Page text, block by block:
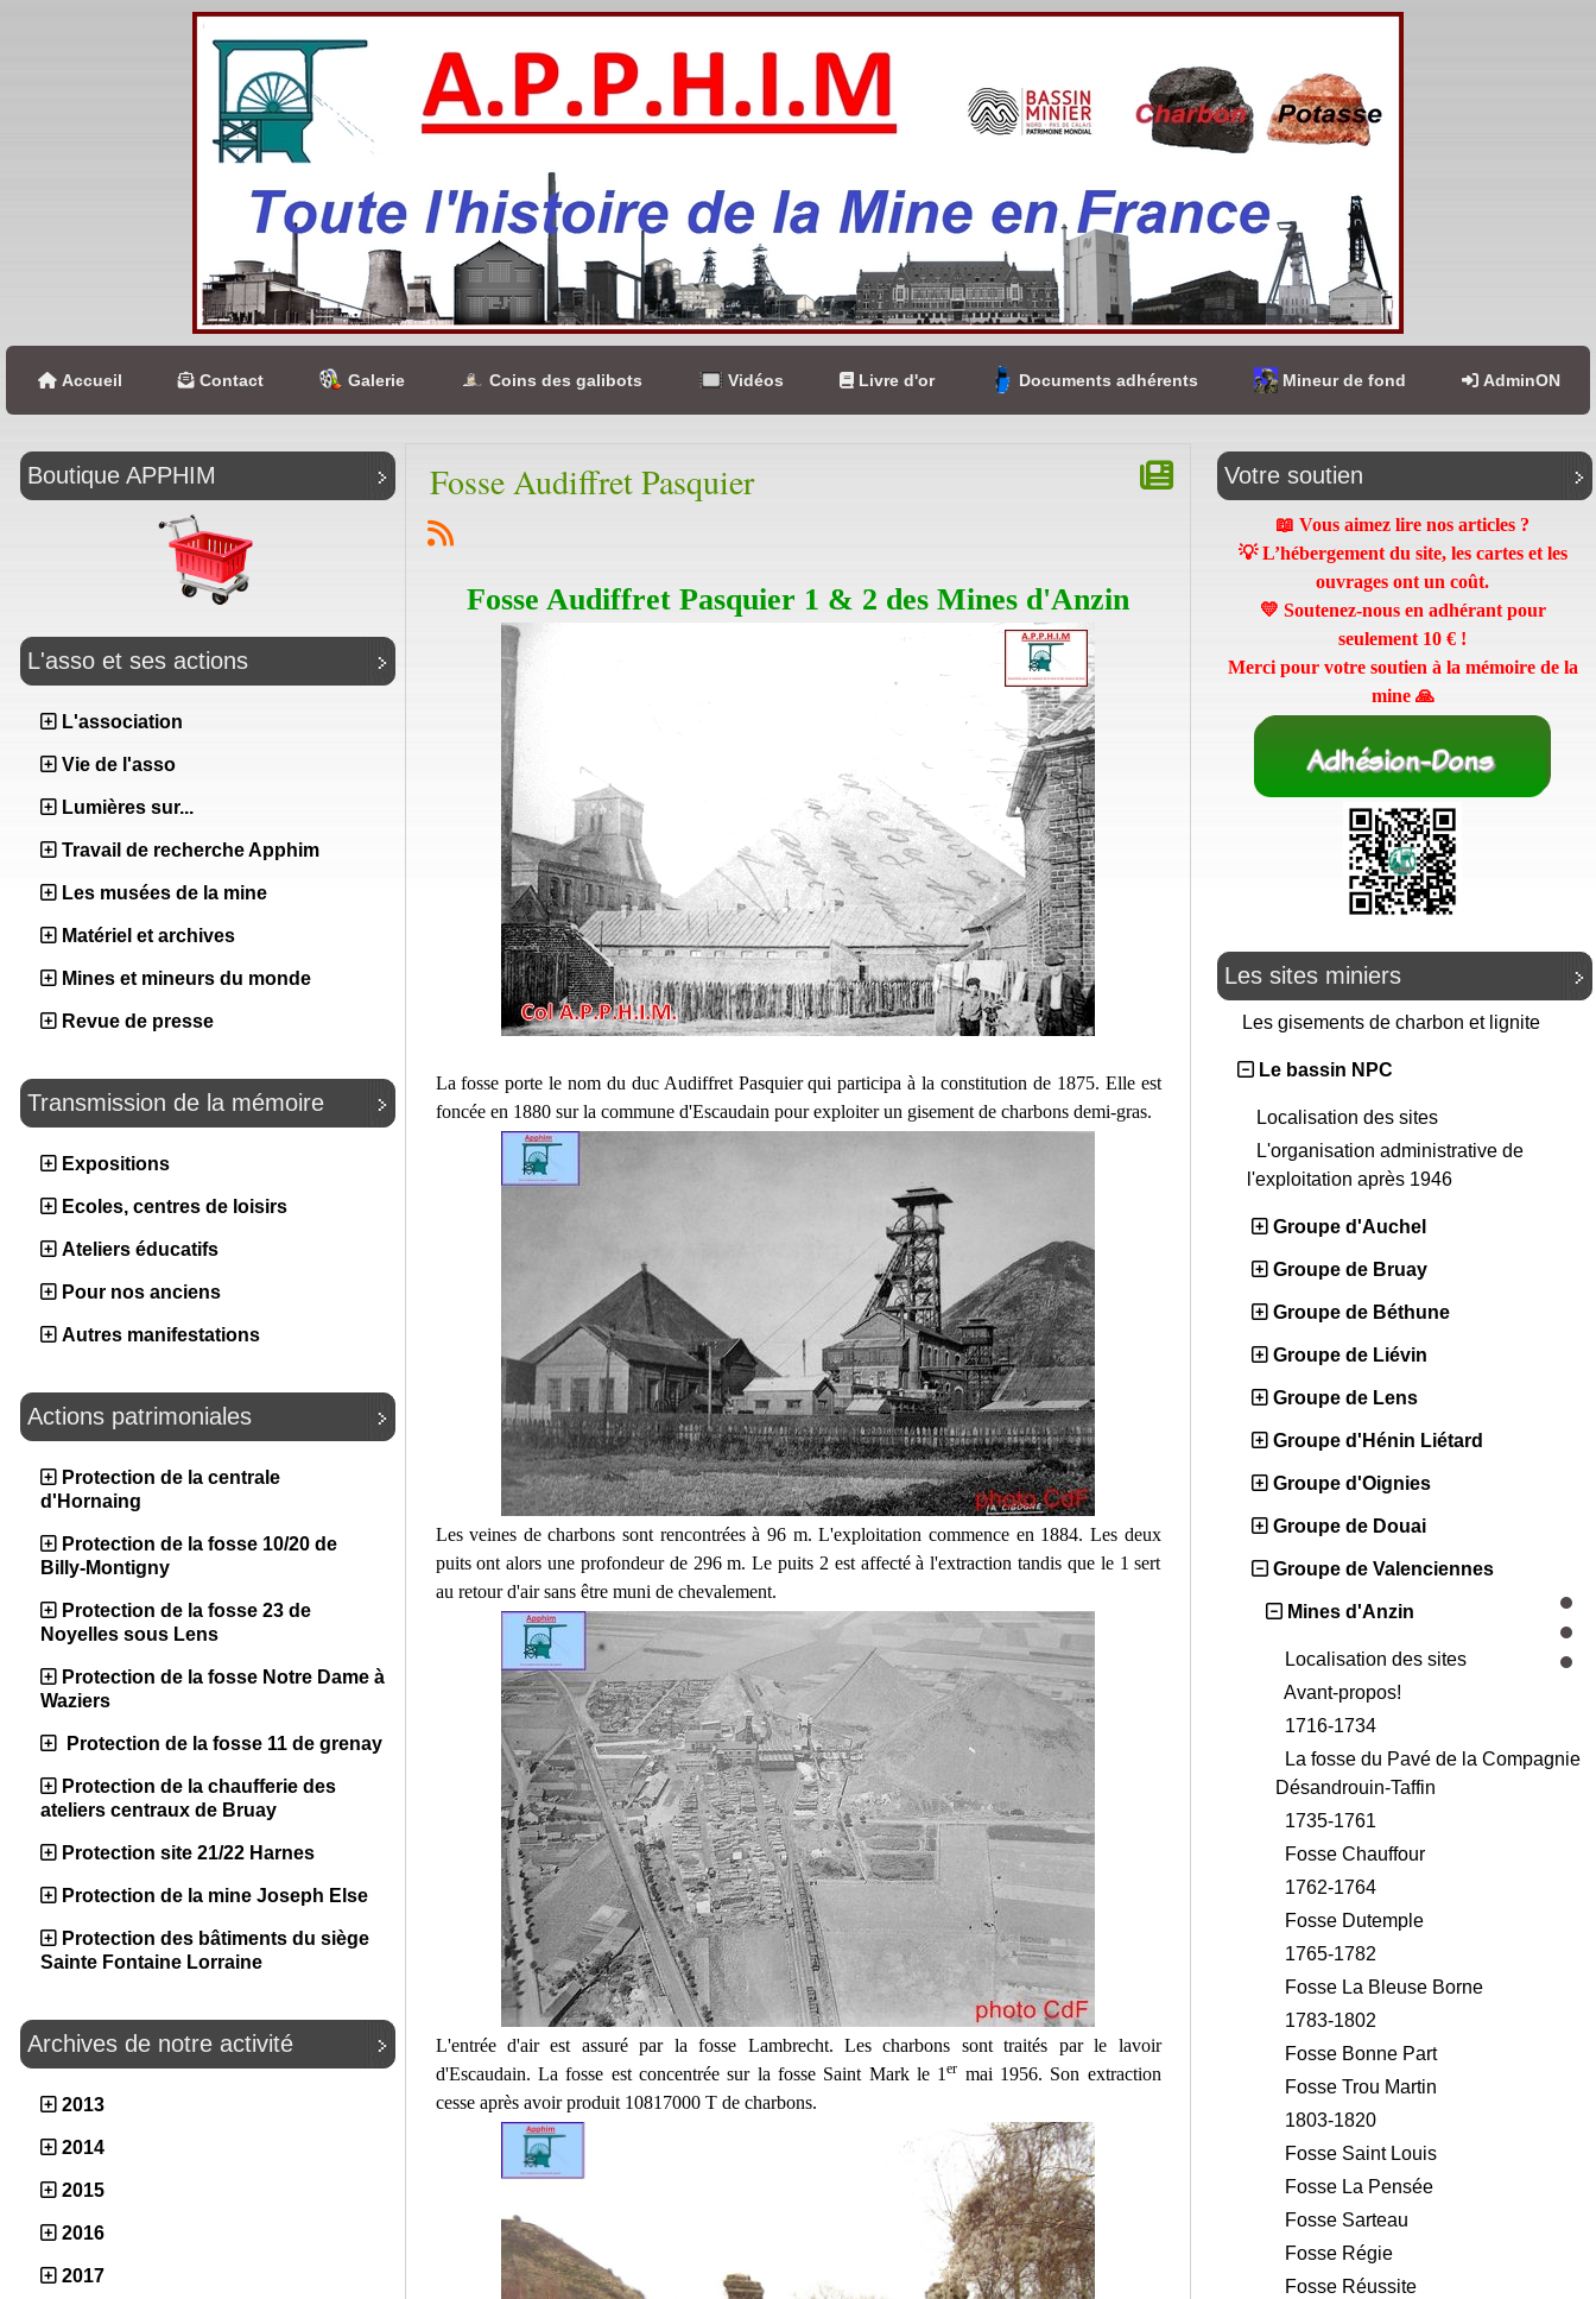
Accueil Contact Galerie Coins des galibots Vidéos Livre d'or Documents adhérents Mineur de fond AdminON
Boutique APPHIM
L'asso et ses actions
L'association
Vie de l'asso
Lumières sur...
Travail de recherche Apphim
Les musées de la mine
Matériel et archives
Mines et mineurs du monde
Revue de presse
Transmission de la mémoire
Expositions
Ecoles, centres de loisirs
Ateliers éducatifs
Pour nos anciens
Autres manifestations
Actions patrimoniales
Protection de la centrale
d'Hornaing
Protection de la fosse 10/20 de
Billy-Montigny
Protection de la fosse 23 de
Noyelles sous Lens
Protection de la fosse Notre Dame à
Waziers
Protection de la fosse 11 de grenay
Protection de la chaufferie des
ateliers centraux de Bruay
Protection site 21/22 Harnes
Protection de la mine Joseph Else
Protection des bâtiments du siège
Sainte Fontaine Lorraine
Archives de notre activité
2013
2014
2015
2016
2017
Fosse Audiffret Pasquier
Fosse Audiffret Pasquier 1 & 2 des Mines d'Anzin
La fosse porte le nom du duc Audiffret Pasquier qui participa à la constitution de 1875. Elle est
foncée en 1880 sur la commune d'Escaudain pour exploiter un gisement de charbons demi-gras.
Les veines de charbons sont rencontrées à 96 m. L'exploitation commence en 1884. Les deux
puits ont alors une profondeur de 296 m. Le puits 2 est affecté à l'extraction tandis que le 1 sert
au retour d'air sans être muni de chevalement.
L'entrée d'air est assuré par la fosse Lambrecht. Les charbons sont traités par le lavoir
d'Escaudain. La fosse est concentrée sur la fosse Saint Mark le 1er mai 1956. Son extraction
cesse après avoir produit 10817000 T de charbons.
Votre soutien
📖 Vous aimez lire nos articles ?
💡 L’hébergement du site, les cartes et les
ouvrages ont un coût.
💛 Soutenez-nous en adhérant pour
seulement 10 € !
Merci pour votre soutien à la mémoire de la
mine 🙏
Les sites miniers
Les gisements de charbon et lignite
Le bassin NPC
Localisation des sites
L'organisation administrative de
l'exploitation après 1946
Groupe d'Auchel
Groupe de Bruay
Groupe de Béthune
Groupe de Liévin
Groupe de Lens
Groupe d'Hénin Liétard
Groupe d'Oignies
Groupe de Douai
Groupe de Valenciennes
Mines d'Anzin
Localisation des sites
Avant-propos!
1716-1734
La fosse du Pavé de la Compagnie
Désandrouin-Taffin
1735-1761
Fosse Chauffour
1762-1764
Fosse Dutemple
1765-1782
Fosse La Bleuse Borne
1783-1802
Fosse Bonne Part
Fosse Trou Martin
1803-1820
Fosse Saint Louis
Fosse La Pensée
Fosse Sarteau
Fosse Régie
Fosse Réussite